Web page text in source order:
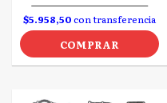
$5.958,50con transferencia
COMPRAR